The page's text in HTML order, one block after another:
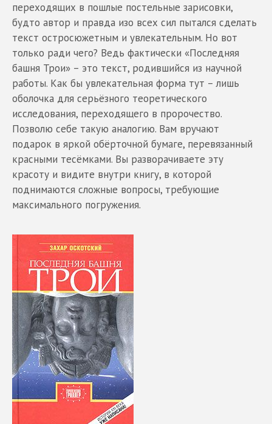
переходящих в пошлые постельные зарисовки,
будто автор и правда изо всех сил пытался сделать
текст остросюжетным и увлекательным. Но вот
только ради чего? Ведь фактически «Последняя
башня Трои» – это текст, родившийся из научной
работы. Как бы увлекательная форма тут – лишь
оболочка для серьёзного теоретического
исследования, переходящего в пророчество.
Позволю себе такую аналогию. Вам вручают
подарок в яркой обёрточной бумаге, перевязанный
красными тесёмками. Вы разворачиваете эту
красоту и видите внутри книгу, в которой
поднимаются сложные вопросы, требующие
максимального погружения.